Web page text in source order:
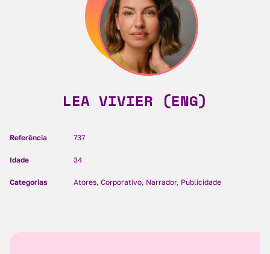
LEA VIVIER (ENG)
Referência 737
Idade 34
Categorias Atores, Corporativo, Narrador, Publicidade